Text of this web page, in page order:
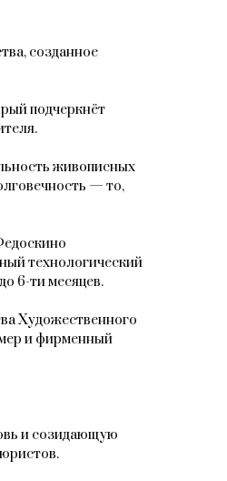
созданное
подчеркнёт
живописных
— то,
технологический
6-ти месяцев.
Художественного
и фирменный
и созидающую